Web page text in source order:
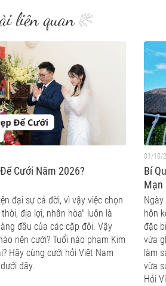
liên quan
Cưới Năm 2026?
đại sự cả đời, vì vậy việc chọn
địa lợi, nhân hòa" luôn là
đầu của các cặp đôi. Vậy
nên cưới? Tuổi nào phạm Kim
Hãy cùng cưới hỏi Việt Nam
đây.
01/10/
Bí
Mạn
hôn
đặc
vừa
làm
vừa
Hỏi